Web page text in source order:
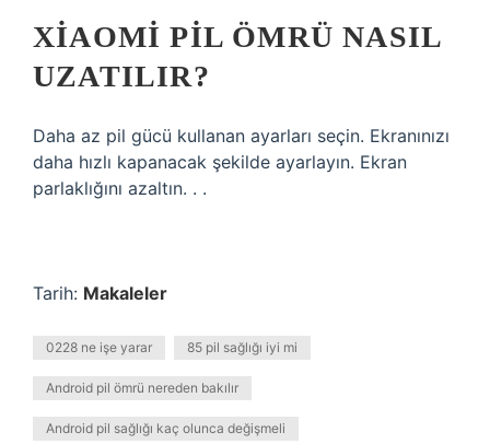
XIAOMI PIL ÖMRÜ NASIL
UZATILIR?
Daha az pil gücü kullanan ayarları seçin. Ekranınızı
daha hızlı kapanacak şekilde ayarlayın. Ekran
parlaklığını azaltın. . .
Tarih: Makaleler
0228 ne işe yarar 85 pil sağlığı iyi mi
Android pil ömrü nereden bakılır
Android pil sağlığı kaç olunca değişmeli